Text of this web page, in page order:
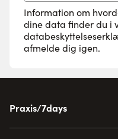
Information om
dine data finder du i
afmelde dig igen.
Praxis/7days